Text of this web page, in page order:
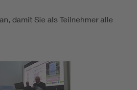
damit Sie als Teilnehmer alle